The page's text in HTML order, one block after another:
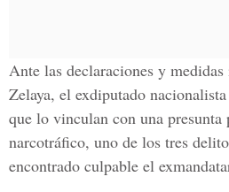
Ante las declaraciones y
Zelaya, el exdiputado
que lo vinculan con una
narcotráfico, uno de los tres
encontrado culpable el